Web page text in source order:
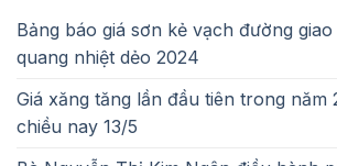
Bảng báo giá sơn kẻ vạch đường
quang nhiệt dẻo 2024
Giá xăng tăng lần đầu tiên trong năm
chiều nay 13/5